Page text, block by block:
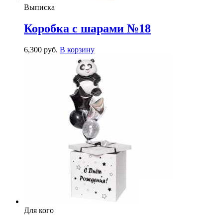
Выписка
Коробка с шарами №18
6,300 руб. В корзину
Для кого